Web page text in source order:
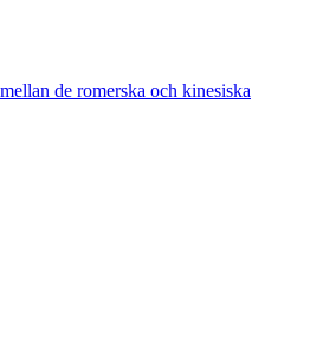
de romerska och kinesiska